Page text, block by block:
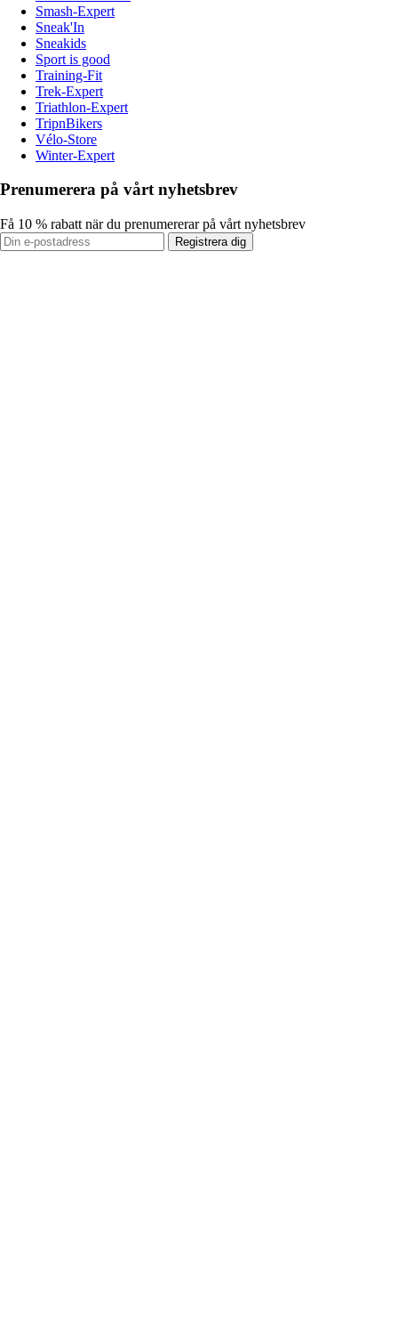
Smash-Expert
Sneak'In
Sneakids
Sport is good
Training-Fit
Trek-Expert
Triathlon-Expert
TripnBikers
Vélo-Store
Winter-Expert
Prenumerera på vårt nyhetsbrev
Få 10 % rabatt när du prenumererar på vårt nyhetsbrev
Registrera dig